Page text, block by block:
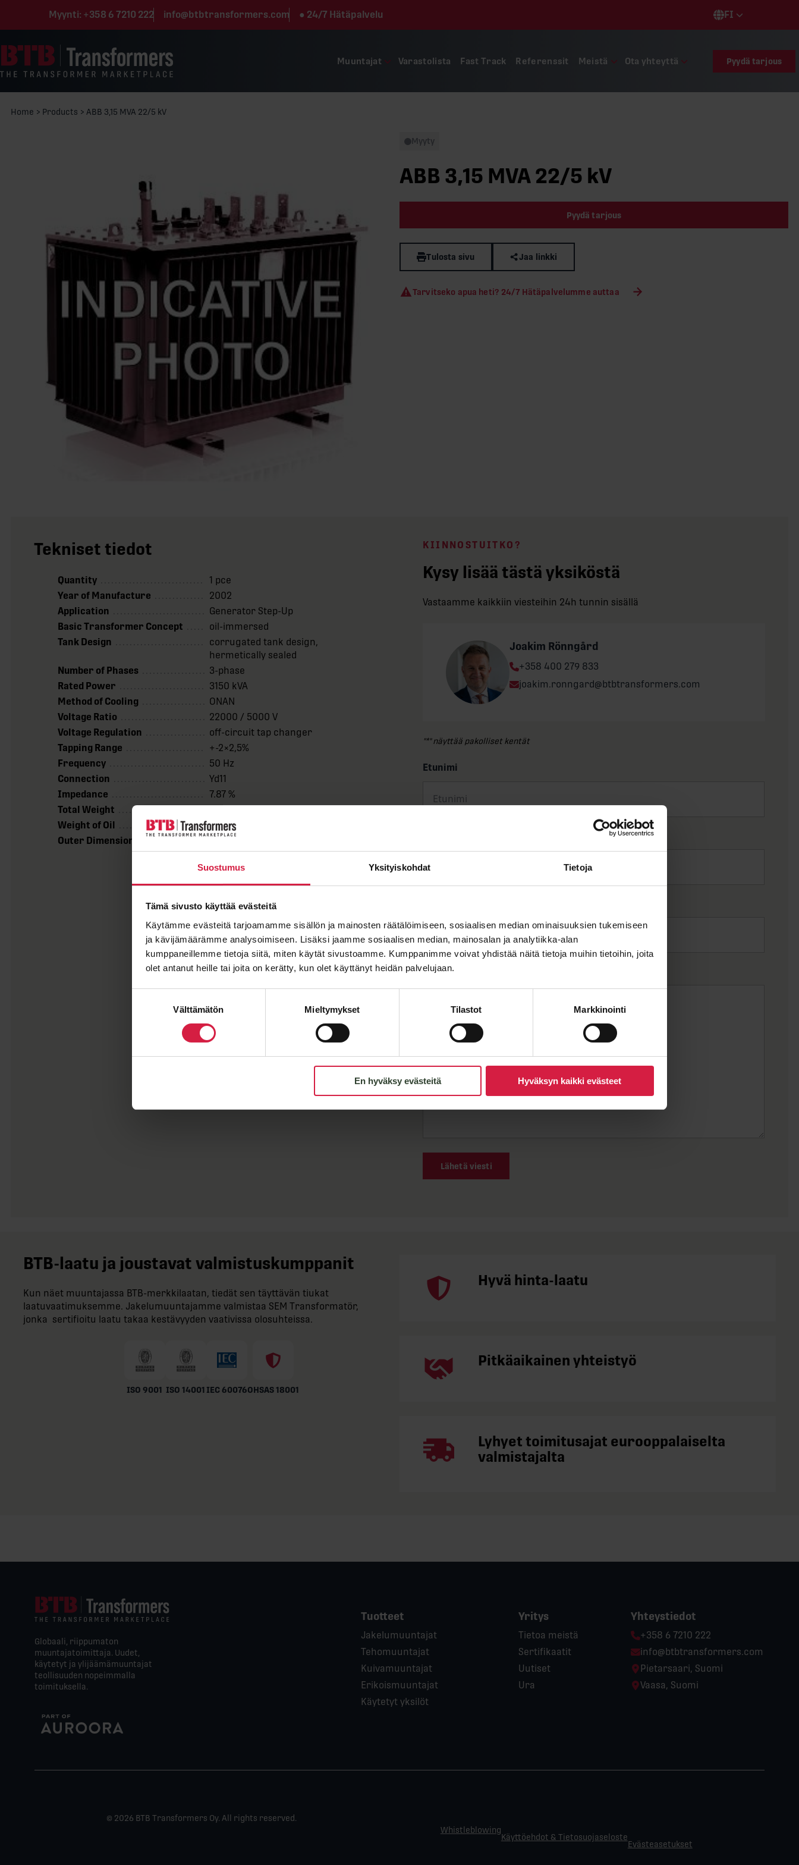
Suostumus Yksityiskohdat Tietoja
Tämä sivusto käyttää evästeitä
Käytämme evästeitä tarjoamamme sisällön ja mainosten räätälöimiseen, sosiaalisen median ominaisuuksien tukemiseen
ja kävijämäärämme analysoimiseen. Lisäksi jaamme sosiaalisen median, mainosalan ja analytiikka-alan
kumppaneillemme tietoja siitä, miten käytät sivustoamme. Kumppanimme voivat yhdistää näitä tietoja muihin tietoihin, joita
olet antanut heille tai joita on kerätty, kun olet käyttänyt heidän palvelujaan.
Välttämätön Mieltymykset Tilastot Markkinointi
En hyväksy evästeitä Hyväksyn kaikki evästeet
Myynti: +358 6 7210 222 info@btbtransformers.com ● 24/7 Hätäpalvelu FI
Languages
Muuntajat Varastolista Fast Track Referenssit Meistä Ota yhteyttä Pyydä tarjous
Home > Products > ABB 3,15 MVA 22/5 kV
Myyty
ABB 3,15 MVA 22/5 kV
Pyydä tarjous
Tulosta sivu Jaa linkki
Tarvitseko apua heti? 24/7 Hätäpalvelumme auttaa
Tekniset tiedot
Quantity
1 pce
Year of Manufacture
2002
Application
Generator Step-Up
Basic Transformer Concept
oil-immersed
Tank Design
corrugated tank design,
hermetically sealed
Number of Phases
3-phase
Rated Power
3150 kVA
Method of Cooling
ONAN
Voltage Ratio
22000 / 5000 V
Voltage Regulation
off-circuit tap changer
Tapping Range
+-2×2,5%
Frequency
50 Hz
Connection
Yd11
Impedance
7.87 %
Total Weight
Weight of Oil
1200 kg
Outer Dimensions LxWxH
2190x1340x2230 mm
KIINNOSTUITKO?
Kysy lisää tästä yksiköstä
Vastaamme kaikkiin viesteihin 24h tunnin sisällä
Joakim Rönngård
Phone:
+358 400 279 833
Email:
joakim.ronngard@btbtransformers.com
"*" näyttää pakolliset kentät
Etunimi
Viesti
Lähetä viesti
BTB-​laatu ja joustavat valmistuskumppanit
Kun näet muuntajassa BTB-​merkkilaatan, tiedät sen täyttävän tiukat
laatuvaatimuksemme. Jakelumuuntajamme valmistaa SEM Transformatör,
jonka sertifioitu laatu takaa kestävyyden vaativissa olosuhteissa.
ISO 9001 ISO 14001 IEC 60076OHSAS 18001
Hyvä hinta-laatu
Pitkäaikainen yhteistyö
Lyhyet toimitusajat eurooppalaiselta
valmistajalta
Globaali, riippumaton
muuntajatoimittaja. Uudet,
käytetyt ja ylijäämämuuntajat
teollisuuden nopeimmalla
toimituksella.
Tuotteet
Jakelumuuntajat
Tehomuuntajat
Kuivamuuntajat
Erikoismuuntajat
Käytetyt yksilöt
Yritys
Tietoa meistä
Sertifikaatit
Uutiset
Ura
Yhteystiedot
Phone:
+358 6 7210 222
Email:
info@btbtransformers.com
Location:
Pietarsaari, Suomi
Location:
Vaasa, Suomi
© 2026 BTB Transformers Oy. All rights reserved.
Whistleblowing
Käyttöehdot & Tietosuojaseloste
Evästeasetukset